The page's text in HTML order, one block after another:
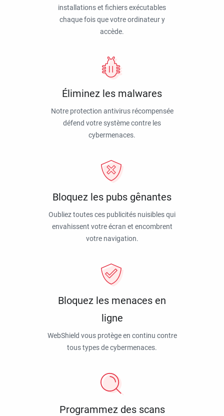
installations et fichiers exécutables
chaque fois que votre ordinateur y
accède.
Éliminez les malwares
Notre protection antivirus récompensée
défend votre système contre les
cybermenaces.
Bloquez les pubs gênantes
Oubliez toutes ces publicités nuisibles qui
envahissent votre écran et encombrent
votre navigation.
Bloquez les menaces en
ligne
WebShield vous protège en continu contre
tous types de cybermenaces.
Programmez des scans